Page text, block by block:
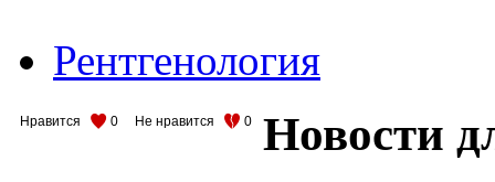
Рентгенология
Нравится 0 Не нравится 0 Новости